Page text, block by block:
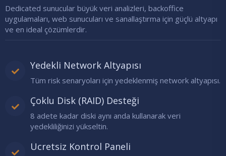
Dedicated sunucular büyük veri analizleri, backoffice
uygulamaları, web sunucuları ve sanallaştırma için güçlü altyapı
ve en ideal çözümlerdir.
Yedekli Network Altyapısı
Tüm risk senaryoları için yedeklenmiş network altyapısı.
Çoklu Disk (RAID) Desteği
8 adete kadar diski aynı anda kullanarak veri
yedekliliğinizi yükseltin.
Ücretsiz Kontrol Paneli